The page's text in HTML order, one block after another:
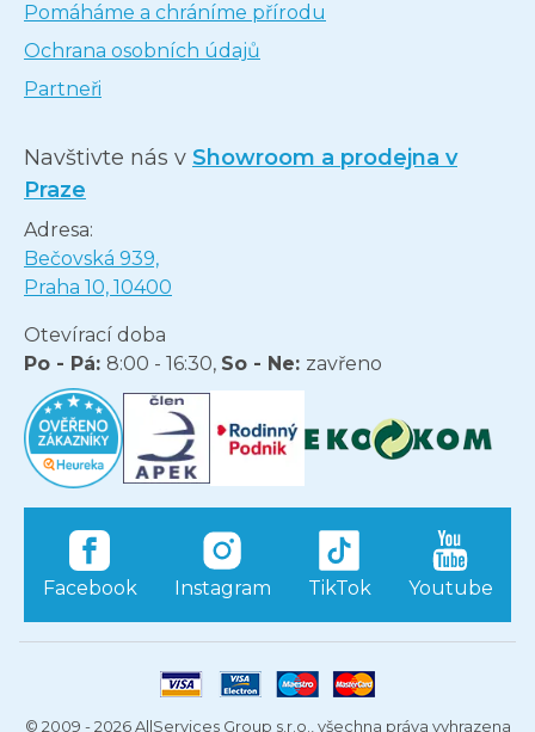
Pomáháme a chráníme přírodu
Ochrana osobních údajů
Partneři
Navštivte nás v Showroom a prodejna v
Praze
Adresa:
Bečovská 939,
Praha 10, 10400
Otevírací doba
Po - Pá: 8:00 - 16:30, So - Ne: zavřeno
Facebook Instagram TikTok Youtube
© 2009 - 2026 AllServices Group s.r.o., všechna práva vyhrazena